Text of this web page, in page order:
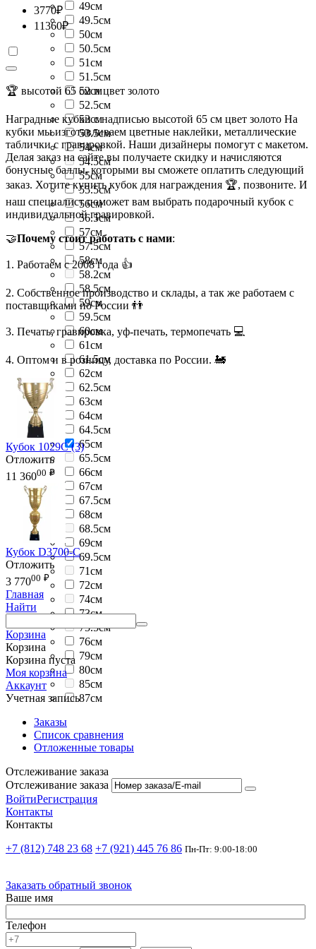
49см
49.5см
50см
50.5см
51см
51.5см
52см
52.5см
53см
53.5см
54см
54.5см
55см
55.5см
56см
56.5см
57см
57.5см
58см
58.2см
58.5см
59см
59.5см
60см
61см
61.5см
62см
62.5см
63см
64см
64.5см
65см
65.5см
66см
67см
67.5см
68см
68.5см
69см
69.5см
71см
72см
74см
73см
75.5см
76см
79см
80см
85см
87см
3770₽
11360₽
🏆 высотой 65 см и цвет золото
Наградные кубки с надписью высотой 65 см цвет золото На
кубки мы изготавливаем цветные наклейки, металлические
таблички с гравировкой. Наши дизайнеры помогут с макетом.
Делая заказ на сайте вы получаете скидку и начисляются
бонусные баллы, которыми вы сможете оплатить следующий
заказ. Хотите купить кубок для награждения 🏆, позвоните. И
наш специалист поможет вам выбрать подарочный кубок с
индивидуальной гравировкой.
🤝Почему стоит работать с нами:
1. Работаем с 2008 года 👍
2. Собственное производство и склады, а так же работаем с
поставщиками по России 👬
3. Печать, гравировка, уф-печать, термопечать 💻
4. Оптом и в розницу, доставка по России. 🚂
Кубок 1029C (3)
Отложить
11 36000 ₽
Кубок D3700-C
Отложить
3 77000 ₽
Главная
Найти
Корзина
Корзина
Корзина пуста
Моя корзина
Аккаунт
Учетная запись
Заказы
Список сравнения
Отложенные товары
Отслеживание заказа
Отслеживание заказа
ВойтиРегистрация
Контакты
Контакты
+7 (812) 748 23 68 +7 (921) 445 76 86 Пн-Пт: 9:00-18:00
Заказать обратный звонок
Ваше имя
Телефон